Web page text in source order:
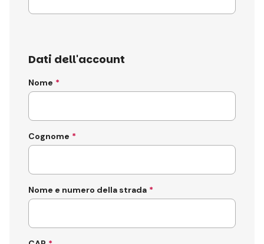
Dati dell'account
Nome
Cognome
Nome e numero della strada